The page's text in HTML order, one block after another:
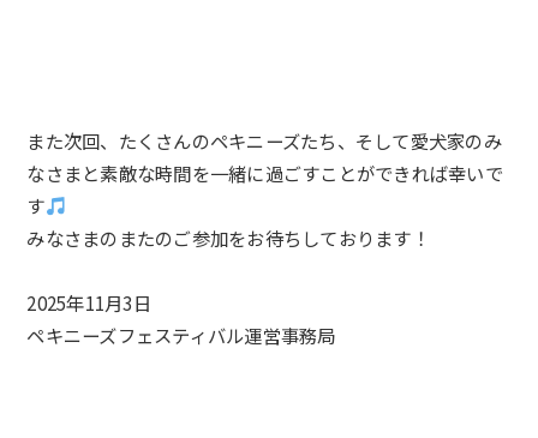
また次回、たくさんのペキニーズたち、そして愛犬家のみ
なさまと素敵な時間を一緒に過ごすことができれば幸いで
す
みなさまのまたのご参加をお待ちしております！
2025年11月3日
ペキニーズフェスティバル運営事務局